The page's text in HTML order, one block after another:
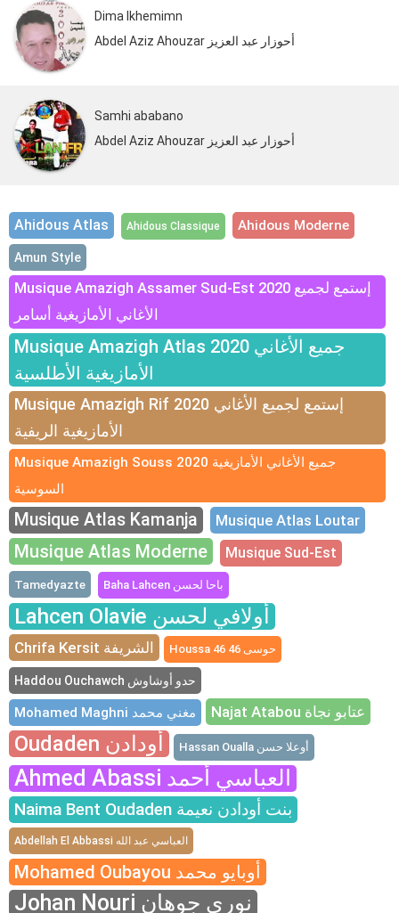
Dima Ikhemimn
Abdel Aziz Ahouzar أحوزار عبد العزيز
Samhi ababano
Abdel Aziz Ahouzar أحوزار عبد العزيز
Ahidous Atlas Ahidous Classique Ahidous Moderne
Amun Style
Musique Amazigh Assamer Sud-Est 2020 إستمع لجميع
الأغاني الأمازيغية أسامر
Musique Amazigh Atlas 2020 جميع الأغاني
الأمازيغية الأطلسية
Musique Amazigh Rif 2020 إستمع لجميع الأغاني
الأمازيغية الريفية
Musique Amazigh Souss 2020 جميع الأغاني الأمازيغية
السوسية
Musique Atlas Kamanja Musique Atlas Loutar
Musique Atlas Moderne Musique Sud-Est
Tamedyazte Baha Lahcen باحا لحسن
Lahcen Olavie أولافي لحسن
Chrifa Kersit الشريفة Houssa 46 حوسى 46
Haddou Ouchawch حدو أوشاوش
Mohamed Maghni مغني محمد Najat Atabou عتابو نجاة
Oudaden أودادن Hassan Oualla أوعلا حسن
Ahmed Abassi العباسي أحمد
Naima Bent Oudaden بنت أودادن نعيمة
Abdellah El Abbassi العباسي عبد الله
Mohamed Oubayou أوبايو محمد
Johan Nouri نوري جوهان